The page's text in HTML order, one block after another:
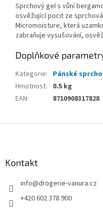
Sprchový gel s vůní
osvěžující pocit ze
Micromoisture, která
zabraňuje vysušování,
Doplňkové
Kategorie: Pánské
Hmotnost:
0.5 kg
EAN: 8710908317828
Kontakt
info@drogerie-vanura.cz
+420 602 378 900